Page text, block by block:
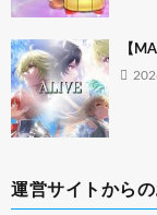
【
運営サイトから